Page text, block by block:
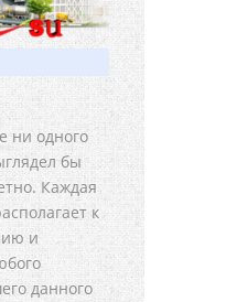
ни одного
бы
Каждая
к
и
данного